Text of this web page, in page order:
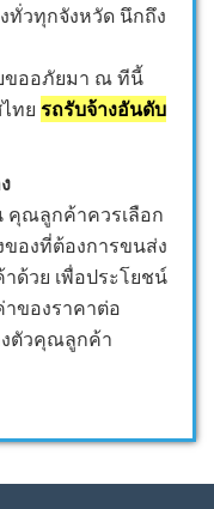
ทั่วทุกจังหวัด นึกถึง
ขออภัยมา ณ ทีนี้
ทย รถรับจ้างอันดับ
คุณลูกค้าควรเลือก
องที่ต้องการขนส่ง
ด้วย เพื่อประโยชน์
ของราคาต่อ
ตัวคุณลูกค้า